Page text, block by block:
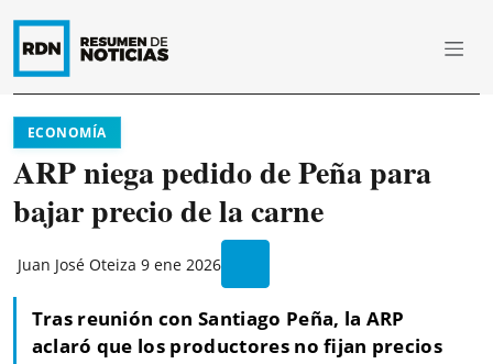
ECONOMÍA
ARP niega pedido de Peña para
bajar precio de la carne
Juan José Oteiza 9 ene 2026
Tras reunión con Santiago Peña, la ARP
aclaró que los productores no fijan precios